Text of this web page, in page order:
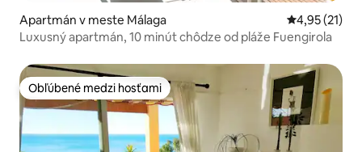
Apartmán v meste Málaga Priemerné
4,95 (21)
Luxusný apartmán, 10 minút chôdze od pláže Fuengirola
Obľúbené medzi hosťami
Obľúbené medzi hosťami